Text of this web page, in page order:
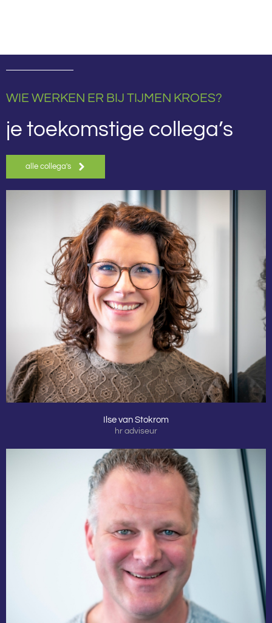
WIE WERKEN ER BIJ TIJMEN KROES?
je toekomstige collega’s
alle collega's
Ilse van Stokrom
hr adviseur